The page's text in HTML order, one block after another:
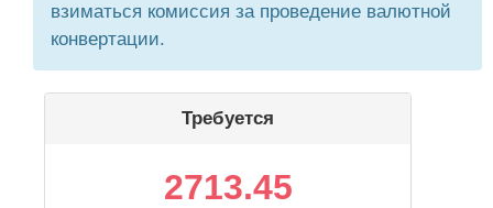
взиматься комиссия за проведение валютной
конвертации.
Требуется
2713.45